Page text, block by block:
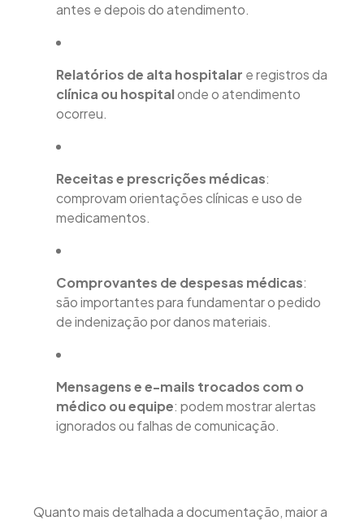
antes e depois do atendimento.
Relatórios de alta hospitalar e registros da
clínica ou hospitalonde o atendimento
ocorreu.
Receitas e prescrições médicas:
comprovam orientações clínicas e uso de
medicamentos.
Comprovantes de despesas médicas:
são importantes para fundamentar o pedido
de indenização por danos materiais.
Mensagens e e-mails trocados com o
médico ou equipe: podem mostrar alertas
ignorados ou falhas de comunicação.
Quanto mais detalhada a documentação, maior a